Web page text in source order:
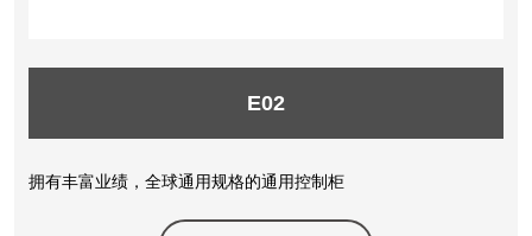
E02
拥有丰富业绩，全球通用规格的通用控制柜